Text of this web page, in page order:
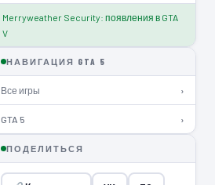
Merryweather Security: появления в GTA
V
НАВИГАЦИЯ GTA 5
Все игры ›
GTA 5 ›
ПОДЕЛИТЬСЯ